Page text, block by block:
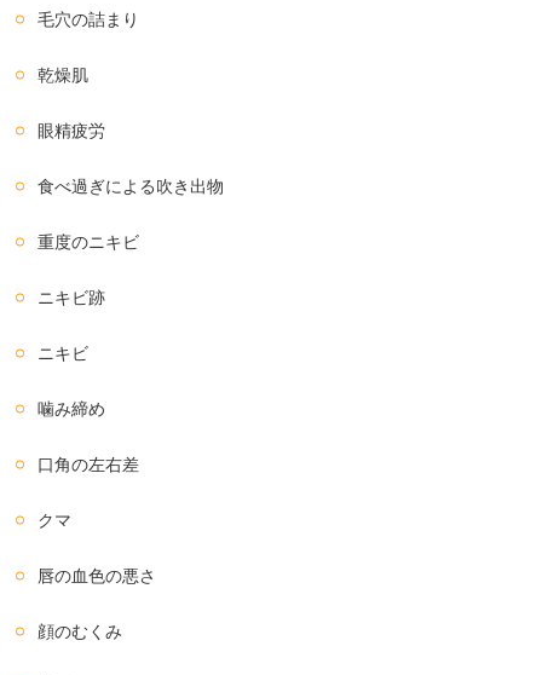
毛穴の詰まり
乾燥肌
眼精疲労
食べ過ぎによる吹き出物
重度のニキビ
ニキビ跡
ニキビ
噛み締め
口角の左右差
クマ
唇の血色の悪さ
顔のむくみ